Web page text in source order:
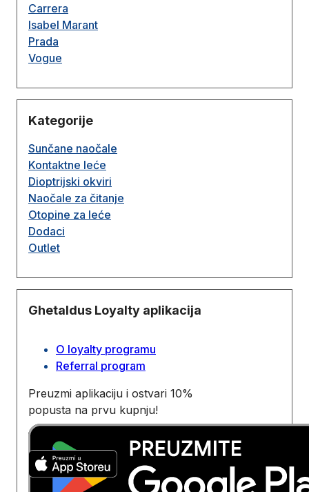
Carrera
Isabel Marant
Prada
Vogue
Kategorije
Sunčane naočale
Kontaktne leće
Dioptrijski okviri
Naočale za čitanje
Otopine za leće
Dodaci
Outlet
Ghetaldus Loyalty aplikacija
O loyalty programu
Referral program
Preuzmi aplikaciju i ostvari 10%
popusta na prvu kupnju!